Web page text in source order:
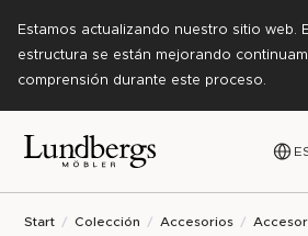
Estamos actualizando nuestro sitio web.
estructura se están mejorando
comprensión durante este proceso.
Start Colección Accesorios